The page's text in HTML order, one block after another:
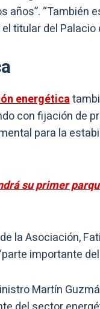
años”.
titular del Palacio
energética
con fijación de
para la
su primer
la Asociación,
importante
Martín